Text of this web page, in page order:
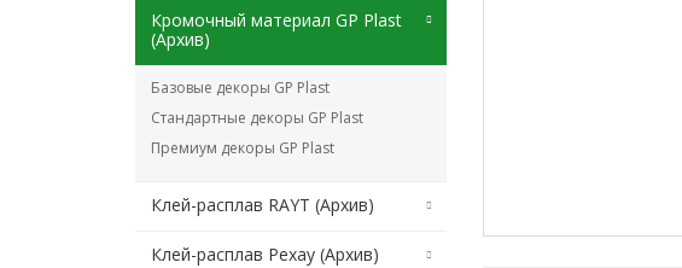
Кромочный материал GP Plast
(Архив)
Базовые декоры GP Plast
Стандартные декоры GP Plast
Премиум декоры GP Plast
Клей-расплав RAYT (Архив)
Клей-расплав Рехау (Архив)